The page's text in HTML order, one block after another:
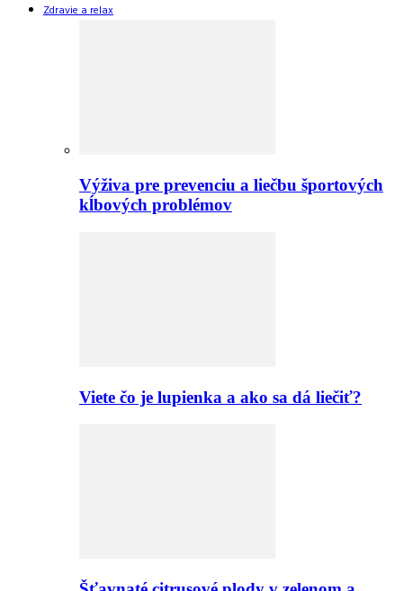
Zdravie a relax
Výživa pre prevenciu a liečbu športových
kĺbových problémov
Viete čo je lupienka a ako sa dá liečiť?